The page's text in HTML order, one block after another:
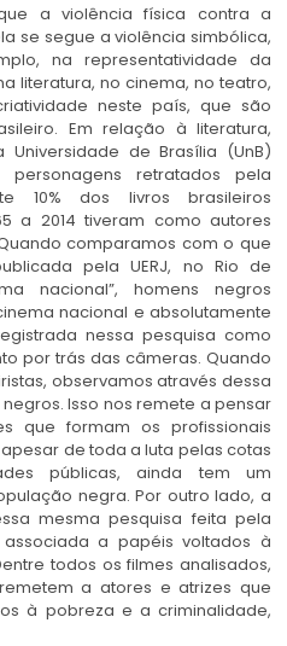
a violência física contra a
se segue a violência simbólica,
na representatividade da
literatura, no cinema, no teatro,
neste país, que são
Em relação à literatura,
de Brasília (UnB)
retratados pela
10% dos livros brasileiros
a 2014 tiveram como autores
comparamos com o que
pela UERJ, no Rio de
nacional”, homens negros
nacional e absolutamente
nessa pesquisa como
por trás das câmeras. Quando
observamos através dessa
Isso nos remete a pensar
que formam os profissionais
de toda a luta pelas cotas
públicas, ainda tem um
negra. Por outro lado, a
mesma pesquisa feita pela
associada a papéis voltados à
todos os filmes analisados,
a atores e atrizes que
à pobreza e a criminalidade,